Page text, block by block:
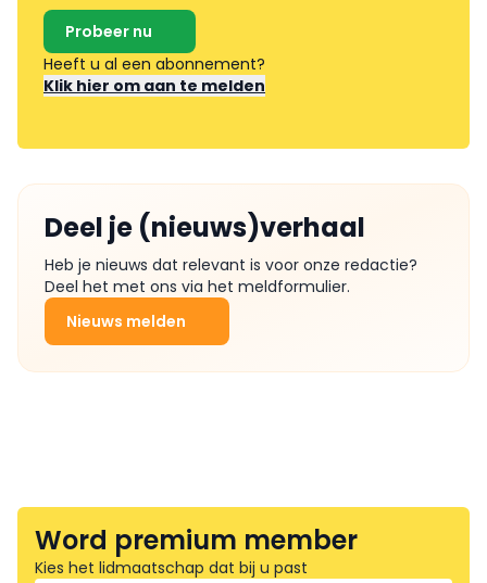
Probeer nu
Heeft u al een abonnement?
Klik hier om aan te melden
Deel je (nieuws)verhaal
Heb je nieuws dat relevant is voor onze redactie?
Deel het met ons via het meldformulier.
Nieuws melden
Word premium member
Kies het lidmaatschap dat bij u past